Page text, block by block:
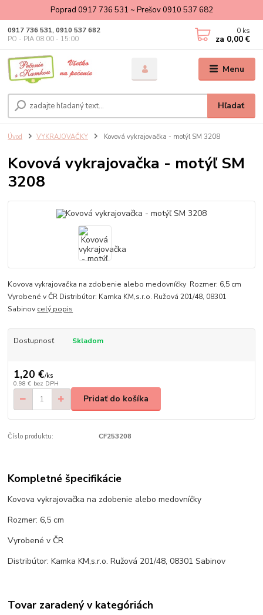
Poprad 0917 736 531 ~ Prešov 0910 537 682
Menu
Hľadať
0917 736 531, 0910 537 682
PO - PIA 08:00 - 15:00
0 ks
za 0,00 €
Úvod VYKRAJOVAČKY Kovová vykrajovačka - motýľ SM 3208
Kovová vykrajovačka - motýľ SM
3208
Kovova vykrajovačka na zdobenie alebo medovníčky Rozmer: 6,5 cm
Vyrobené v ČR Distribútor: Kamka KM,s.r.o. Ružová 201/48, 08301
Sabinov celý popis
Dostupnosť Skladom
1,20 €/ks
0,98 € bez DPH
Pridať do košíka
Číslo produktu: CF253208
Kompletné špecifikácie
Kovova vykrajovačka na zdobenie alebo medovníčky
Rozmer: 6,5 cm
Vyrobené v ČR
Distribútor: Kamka KM,s.r.o. Ružová 201/48, 08301 Sabinov
Tovar zaradený v kategóriách